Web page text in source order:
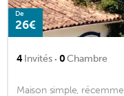
De
26€
4Invités · 0Chambre
Maison simple,